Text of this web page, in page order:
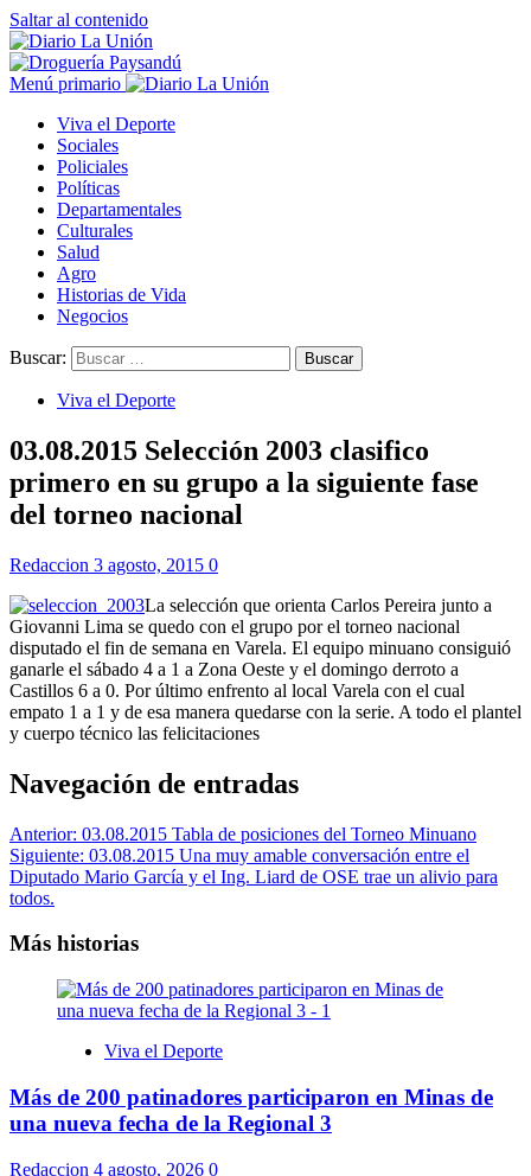
Saltar al contenido
Menú primario
Viva el Deporte
Sociales
Policiales
Políticas
Departamentales
Culturales
Salud
Agro
Historias de Vida
Negocios
Buscar:
Viva el Deporte
03.08.2015 Selección 2003 clasifico
primero en su grupo a la siguiente fase
del torneo nacional
Redaccion 3 agosto, 2015 0
La selección que orienta Carlos Pereira junto a
Giovanni Lima se quedo con el grupo por el torneo nacional
disputado el fin de semana en Varela. El equipo minuano consiguió
ganarle el sábado 4 a 1 a Zona Oeste y el domingo derroto a
Castillos 6 a 0. Por último enfrento al local Varela con el cual
empato 1 a 1 y de esa manera quedarse con la serie. A todo el plantel
y cuerpo técnico las felicitaciones
Navegación de entradas
Anterior: 03.08.2015 Tabla de posiciones del Torneo Minuano
Siguiente: 03.08.2015 Una muy amable conversación entre el
Diputado Mario García y el Ing. Liard de OSE trae un alivio para
todos.
Más historias
Viva el Deporte
Más de 200 patinadores participaron en Minas de
una nueva fecha de la Regional 3
Redaccion 4 agosto, 2026 0